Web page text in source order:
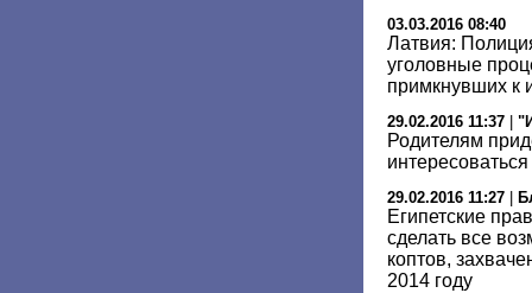
03.03.2016 08:40
Латвия:
уголовные
примкнувших к
29.02.2016 11:37
Родителям
29.02.2016 11:27
Египетские
сделать все
коптов,
2014 году